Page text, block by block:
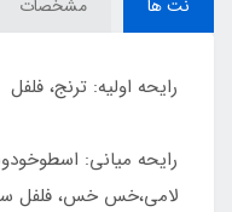
نت ها مشخصات
رایحه اولیه: ترنج، فلفل
رایحه میانی:
لامی،خس خس، فلفل